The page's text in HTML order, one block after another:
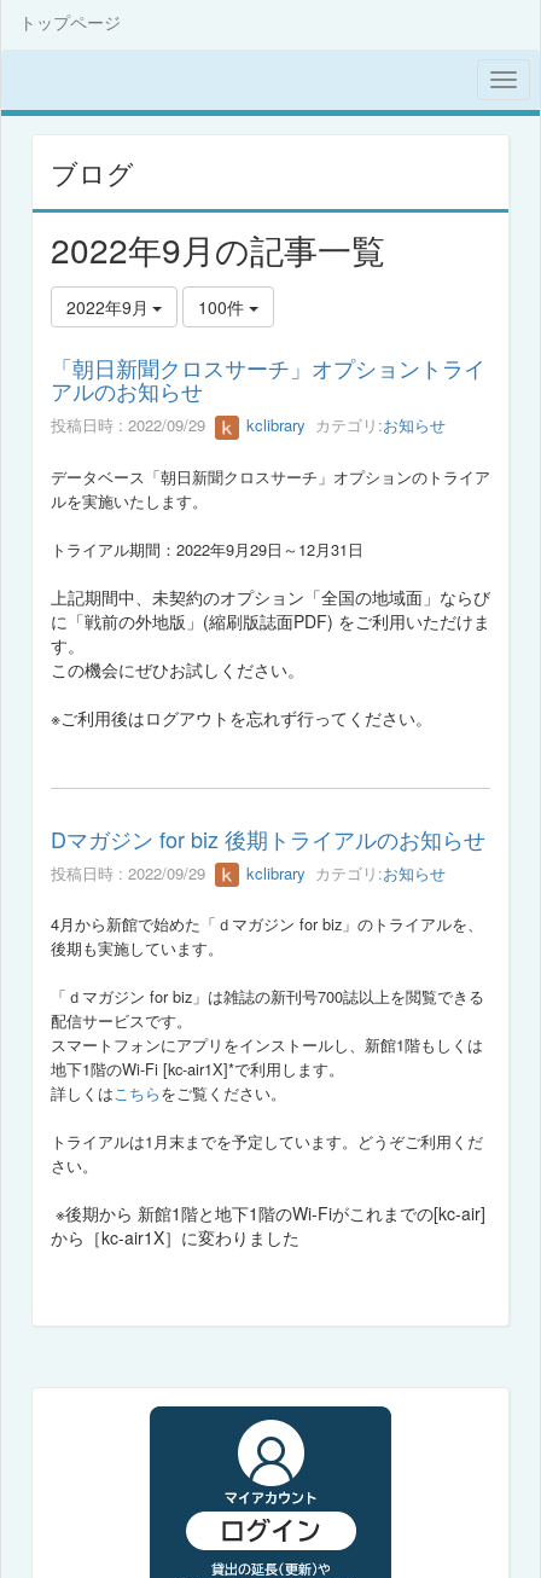
トップページ
ブログ
2022年9月の記事一覧
2022年9月 100件
「朝日新聞クロスサーチ」オプショントライ
アルのお知らせ
投稿日時 : 2022/09/29 kclibrary カテゴリ:お知らせ
データベース「朝日新聞クロスサーチ」オプションのトライア
ルを実施いたします。
トライアル期間：2022年9月29日～12月31日
上記期間中、未契約のオプション「全国の地域面」ならび
に「戦前の外地版」 (縮刷版誌面PDF) をご利用いただけま
す。
この機会にぜひお試しください。
※ご利用後はログアウトを忘れず行ってください。
Dマガジン for biz 後期トライアルのお知らせ
投稿日時 : 2022/09/29 kclibrary カテゴリ:お知らせ
4月から新館で始めた「ｄマガジン for biz」のトライアルを、
後期も実施しています。
「ｄマガジン for biz」は雑誌の新刊号700誌以上を閲覧できる
配信サービスです。
スマートフォンにアプリをインストールし、新館1階もしくは
地下1階のWi-Fi [kc-air1X]*で利用します。
詳しくはこちらをご覧ください。
トライアルは1月末までを予定しています。どうぞご利用くだ
さい。
※後期から 新館1階と地下1階のWi-Fiがこれまでの[kc-air]
から［kc-air1X］に変わりました